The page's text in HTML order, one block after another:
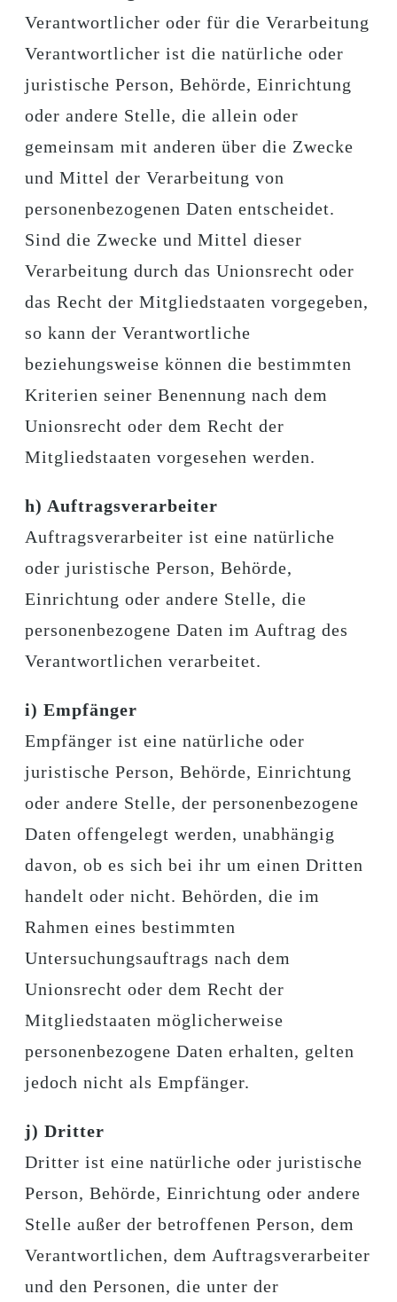
Verantwortlicher oder für die Verarbeitung
Verantwortlicher ist die natürliche oder
juristische Person, Behörde, Einrichtung
oder andere Stelle, die allein oder
gemeinsam mit anderen über die Zwecke
und Mittel der Verarbeitung von
personenbezogenen Daten entscheidet.
Sind die Zwecke und Mittel dieser
Verarbeitung durch das Unionsrecht oder
das Recht der Mitgliedstaaten vorgegeben,
so kann der Verantwortliche
beziehungsweise können die bestimmten
Kriterien seiner Benennung nach dem
Unionsrecht oder dem Recht der
Mitgliedstaaten vorgesehen werden.
h) Auftragsverarbeiter
Auftragsverarbeiter ist eine natürliche
oder juristische Person, Behörde,
Einrichtung oder andere Stelle, die
personenbezogene Daten im Auftrag des
Verantwortlichen verarbeitet.
i) Empfänger
Empfänger ist eine natürliche oder
juristische Person, Behörde, Einrichtung
oder andere Stelle, der personenbezogene
Daten offengelegt werden, unabhängig
davon, ob es sich bei ihr um einen Dritten
handelt oder nicht. Behörden, die im
Rahmen eines bestimmten
Untersuchungsauftrags nach dem
Unionsrecht oder dem Recht der
Mitgliedstaaten möglicherweise
personenbezogene Daten erhalten, gelten
jedoch nicht als Empfänger.
j) Dritter
Dritter ist eine natürliche oder juristische
Person, Behörde, Einrichtung oder andere
Stelle außer der betroffenen Person, dem
Verantwortlichen, dem Auftragsverarbeiter
und den Personen, die unter der